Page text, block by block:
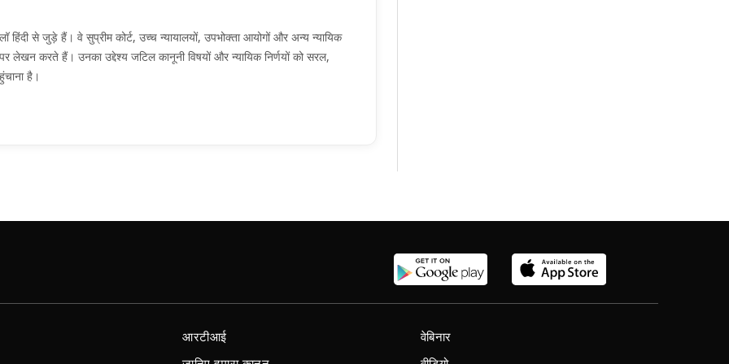
से जुड़े हैं। वे सुप्रीम कोर्ट, उच्च न्यायालयों, उपभोक्ता आयोगों और अन्य न्यायिक
लेखन करते हैं। उनका उद्देश्य जटिल कानूनी विषयों और न्यायिक निर्णयों को सरल,
है।
आरटीआई वेबिनार